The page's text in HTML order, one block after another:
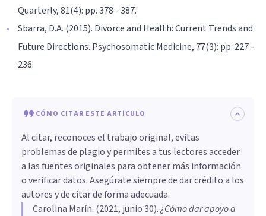
Quarterly, 81(4): pp. 378 - 387.
Sbarra, D.A. (2015). Divorce and Health: Current Trends and
Future Directions. Psychosomatic Medicine, 77(3): pp. 227 -
236.
CÓMO CITAR ESTE ARTÍCULO
Al citar, reconoces el trabajo original, evitas
problemas de plagio y permites a tus lectores acceder
a las fuentes originales para obtener más información
o verificar datos. Asegúrate siempre de dar crédito a los
autores y de citar de forma adecuada.
Carolina Marín. (2021, junio 30).¿Cómo dar apoyo a